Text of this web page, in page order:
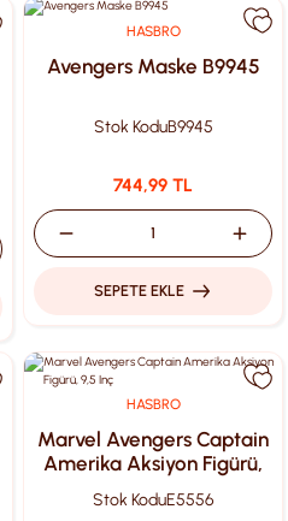
HASBRO
Avengers Maske B9945
Stok KoduB9945
744,99 TL
SEPETE EKLE
HASBRO
Marvel Avengers Captain
Amerika Aksiyon Figürü,
9,5 Inç
Stok KoduE5556